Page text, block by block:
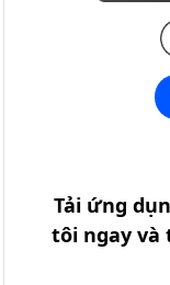
Tải ứng
tôi ngay và